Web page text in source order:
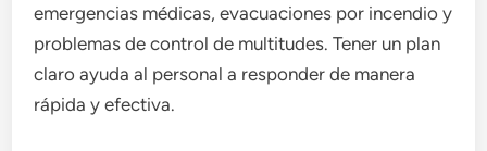
emergencias médicas, evacuaciones por incendio y
problemas de control de multitudes. Tener un plan
claro ayuda al personal a responder de manera
rápida y efectiva.